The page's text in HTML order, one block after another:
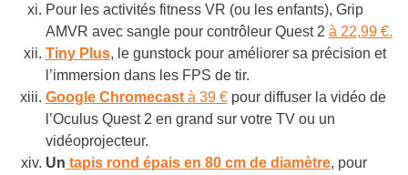
Pour les activités fitness VR (ou les enfants), Grip
AMVR avec sangle pour contrôleur Quest 2 à 22,99 €.
Tiny Plus, le gunstock pour améliorer sa précision et
l’immersion dans les FPS de tir.
Google Chromecastà 39 €pour diffuser la vidéo de
l’Oculus Quest 2 en grand sur votre TV ou un
vidéoprojecteur.
Un tapis rond épais en 80 cm de diamètre, pour